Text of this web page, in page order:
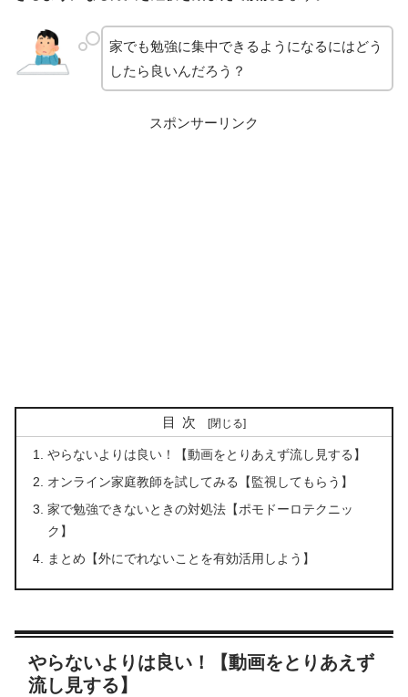
家でも勉強に集中できるようになるにはどう
したら良いんだろう？
スポンサーリンク
目次
やらないよりは良い！【動画をとりあえず流し見する】
オンライン家庭教師を試してみる【監視してもらう】
家で勉強できないときの対処法【ポモドーロテクニッ
ク】
まとめ【外にでれないことを有効活用しよう】
やらないよりは良い！【動画をとりあえず
流し見する】